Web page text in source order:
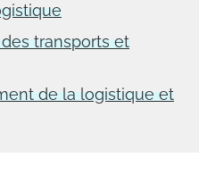
transports et
de la logistique et